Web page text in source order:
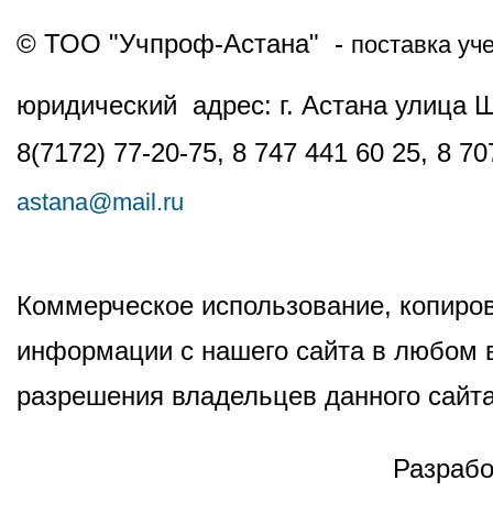
© ТОО "Учпроф-Астана" - поставка
юридический адрес: г. Астана
8(7172) 77-20-75, 8 747 441 60 25, 8
astana@mail.ru
Коммерческое использование,
информации с нашего сайта в любом
разрешения владельцев данного